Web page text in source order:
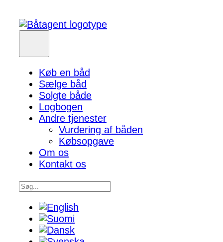
Køb en båd
Sælge båd
Solgte både
Logbogen
Andre tjenester
Vurdering af båden
Købsopgave
Om os
Kontakt os